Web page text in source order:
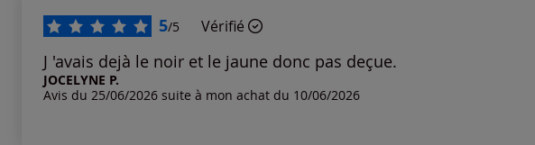
5/5 Vérifié
J 'avais dejà le noir et le jaune donc pas deçue.
JOCELYNE P.
Avis du 25/06/2026 suite à mon achat du 10/06/2026